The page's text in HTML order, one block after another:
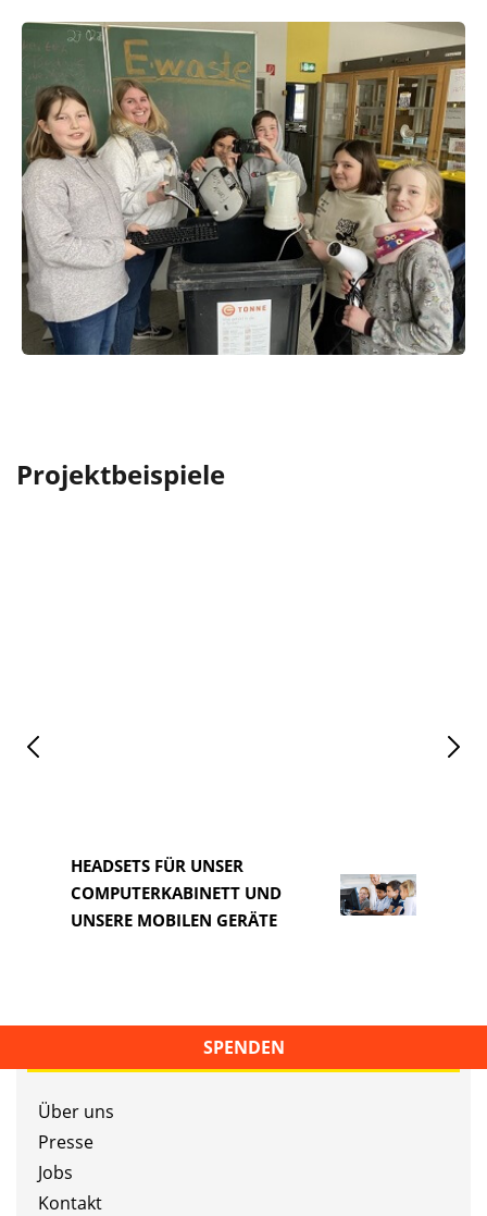
Projektbeispiele
HEADSETS FÜR UNSER
COMPUTERKABINETT UND
UNSERE MOBILEN GERÄTE
SPENDEN
Über uns
Presse
Jobs
Kontakt